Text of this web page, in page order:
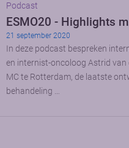
Podcast
ESMO20 - Highlights
21 september 2020
In deze podcast bespreken
en internist-oncoloog Astrid
MC te Rotterdam, de laatste
behandeling …